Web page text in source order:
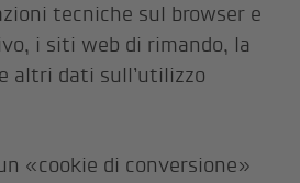
tecniche sul browser e
i siti web di rimando, la
altri dati sull’utilizzo
«cookie di conversione»